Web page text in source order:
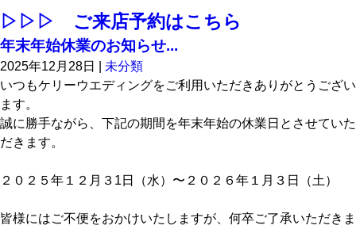
▷▷▷ ご来店予約はこちら
年末年始休業のお知らせ...
2025年12月28日
未分類
いつもケリーウエディングをご利用いただきありがとうござい
ます。
誠に勝手ながら、下記の期間を年末年始の休業日とさせていた
だきます。
２０２５年１２月３1日（水）〜２０２６年１月３日（土）
皆様にはご不便をおかけいたしますが、何卒ご了承いただきま